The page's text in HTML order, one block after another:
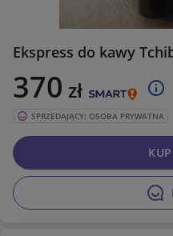
Ekspress do kawy
370 zł
SPRZEDAJĄCY: OSOBA PRYWATNA